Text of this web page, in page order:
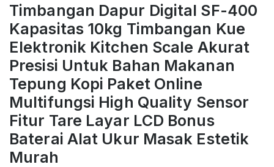
Timbangan Dapur Digital SF-400
Kapasitas 10kg Timbangan Kue
Elektronik Kitchen Scale Akurat
Presisi Untuk Bahan Makanan
Tepung Kopi Paket Online
Multifungsi High Quality Sensor
Fitur Tare Layar LCD Bonus
Baterai Alat Ukur Masak Estetik
Murah